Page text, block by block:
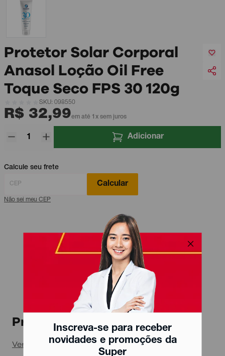
Inscreva-se para receber
novidades e promoções da
Super
Protetor Solar Corporal
Anasol Loção Oil Free
Toque Seco FPS 30 120g
SKU: 098550
R$ 32,99em até 1x sem juros
Adicionar
Calcule seu frete
Calcular
Não sei meu CEP
Produtos relacionados
Ver todos